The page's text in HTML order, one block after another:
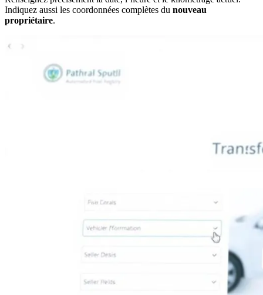
Indiquez aussi les coordonnées complètes du nouveau
propriétaire.